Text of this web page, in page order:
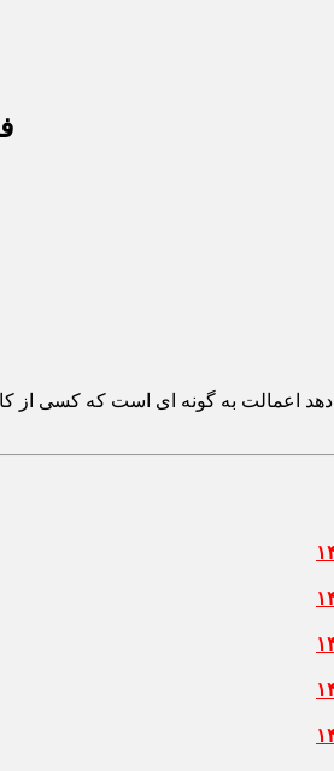
اعمالت به گونه ای است که کسی از